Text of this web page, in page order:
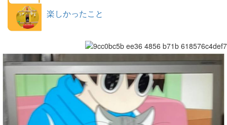
楽しかったこと